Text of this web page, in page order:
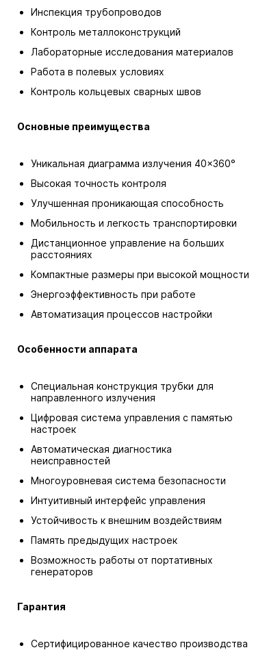
Инспекция трубопроводов
Контроль металлоконструкций
Лабораторные исследования материалов
Работа в полевых условиях
Контроль кольцевых сварных швов
Основные преимущества
Уникальная диаграмма излучения 40×360°
Высокая точность контроля
Улучшенная проникающая способность
Мобильность и легкость транспортировки
Дистанционное управление на больших
расстояниях
Компактные размеры при высокой мощности
Энергоэффективность при работе
Автоматизация процессов настройки
Особенности аппарата
Специальная конструкция трубки для
направленного излучения
Цифровая система управления с памятью
настроек
Автоматическая диагностика
неисправностей
Многоуровневая система безопасности
Интуитивный интерфейс управления
Устойчивость к внешним воздействиям
Память предыдущих настроек
Возможность работы от портативных
генераторов
Гарантия
Сертифицированное качество производства